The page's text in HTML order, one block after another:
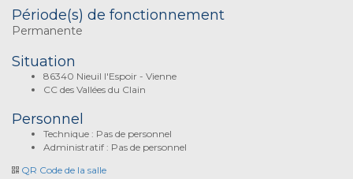
Période(s) de fonctionnement
Permanente
Situation
86340 Nieuil l'Espoir - Vienne
CC des Vallées du Clain
Personnel
Technique : Pas de personnel
Administratif : Pas de personnel
QR Code de la salle